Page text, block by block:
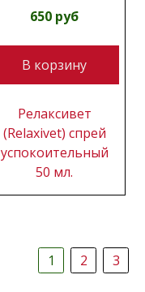
650 руб
В корзину
Релаксивет
(Relaxivet) спрей
успокоительный
50 мл.
1 2 3